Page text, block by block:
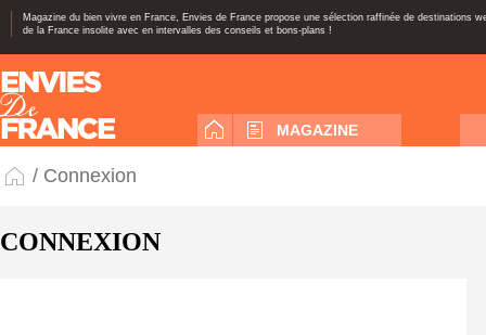
Magazine du bien vivre en France, Envies de France propose une sélection raffinée de destinations
de la France insolite avec en intervalles des conseils et bons-plans !
MAGAZINE
/ Connexion
CONNEXION